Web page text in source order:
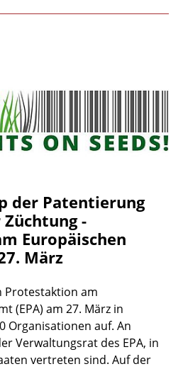
der Patentierung
-
Europäischen
März
Protestaktion am
(EPA) am 27. März in
Organisationen auf. An
Verwaltungsrat des EPA, in
vertreten sind. Auf der